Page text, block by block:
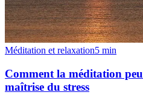
Méditation et relaxation5 min
Comment la méditation
maîtrise du stress